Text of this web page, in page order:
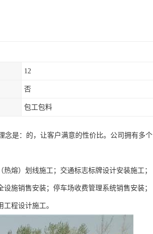
12
否
包工包料
念是：的，让客户满意的性价比。公司拥有多个
熔）划线施工；交通标志标牌设计安装施工；
施销售安装；停车场收费管理系统销售安装；
程设计施工。